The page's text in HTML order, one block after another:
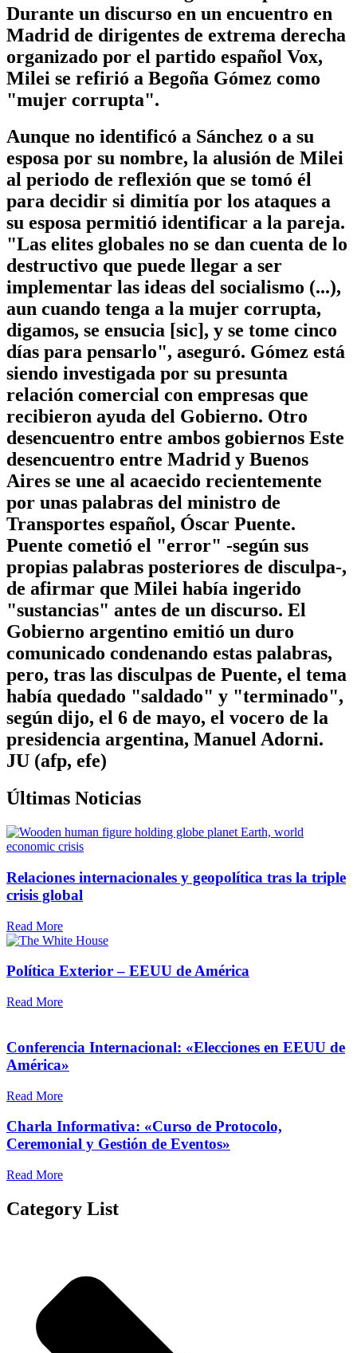
Durante un discurso en un encuentro en
Madrid de dirigentes de extrema derecha
organizado por el partido español Vox,
Milei se refirió a Begoña Gómez como
"mujer corrupta".
Aunque no identificó a Sánchez o a su
esposa por su nombre, la alusión de Milei
al periodo de reflexión que se tomó él
para decidir si dimitía por los ataques a
su esposa permitió identificar a la pareja.
"Las elites globales no se dan cuenta de lo
destructivo que puede llegar a ser
implementar las ideas del socialismo (...),
aun cuando tenga a la mujer corrupta,
digamos, se ensucia [sic], y se tome cinco
días para pensarlo", aseguró. Gómez está
siendo investigada por su presunta
relación comercial con empresas que
recibieron ayuda del Gobierno. Otro
desencuentro entre ambos gobiernos Este
desencuentro entre Madrid y Buenos
Aires se une al acaecido recientemente
por unas palabras del ministro de
Transportes español, Óscar Puente.
Puente cometió el "error" -según sus
propias palabras posteriores de disculpa-,
de afirmar que Milei había ingerido
"sustancias" antes de un discurso. El
Gobierno argentino emitió un duro
comunicado condenando estas palabras,
pero, tras las disculpas de Puente, el tema
había quedado "saldado" y "terminado",
según dijo, el 6 de mayo, el vocero de la
presidencia argentina, Manuel Adorni.
JU (afp, efe)
Últimas Noticias
Relaciones internacionales y geopolítica tras la triple
crisis global
Read More
Política Exterior – EEUU de América
Read More
Conferencia Internacional: «Elecciones en EEUU de
América»
Read More
Charla Informativa: «Curso de Protocolo,
Ceremonial y Gestión de Eventos»
Read More
Category List